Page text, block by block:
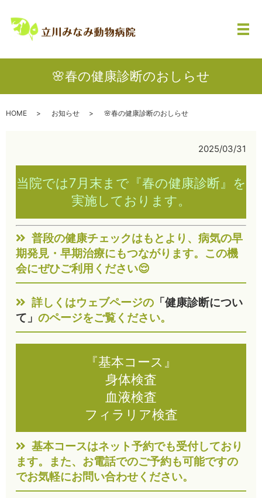
メ
🌸春の健康診断のおしらせ
HOME お知らせ 🌸春の健康診断のおしらせ
2025/03/31
当院では7月末まで『春の健康診断』を
実施しております。
普段の健康チェックはもとより、病気の早
期発見・早期治療にもつながります。この機
会にぜひご利用ください😌
詳しくはウェブページの 「健康診断につい
て」のページをご覧ください。
『基本コース』
身体検査
血液検査
フィラリア検査
基本コースはネット予約でも受付しており
ます。また、お電話でのご予約も可能ですの
でお気軽にお問い合わせください。